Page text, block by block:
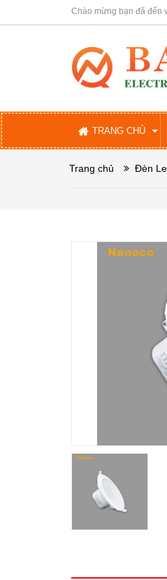
Chào mừng bạn đã đến
TRANG CHỦ
Trang chủ Đèn